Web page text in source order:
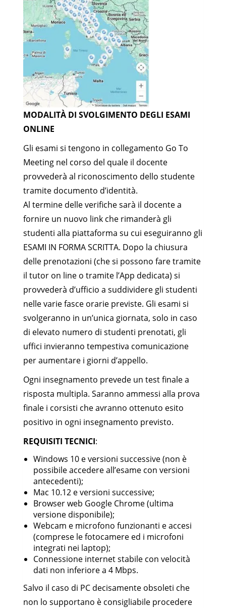
MODALITÀ DI SVOLGIMENTO DEGLI ESAMI
ONLINE
Gli esami si tengono in collegamento Go To
Meeting nel corso del quale il docente
provvederà al riconoscimento dello studente
tramite documento d’identità.
Al termine delle verifiche sarà il docente a
fornire un nuovo link che rimanderà gli
studenti alla piattaforma su cui eseguiranno gli
ESAMI IN FORMA SCRITTA. Dopo la chiusura
delle prenotazioni (che si possono fare tramite
il tutor on line o tramite l’App dedicata) si
provvederà d’ufficio a suddividere gli studenti
nelle varie fasce orarie previste. Gli esami si
svolgeranno in un’unica giornata, solo in caso
di elevato numero di studenti prenotati, gli
uffici invieranno tempestiva comunicazione
per aumentare i giorni d’appello.
Ogni insegnamento prevede un test finale a
risposta multipla. Saranno ammessi alla prova
finale i corsisti che avranno ottenuto esito
positivo in ogni insegnamento previsto.
REQUISITI TECNICI:
Windows 10 e versioni successive (non è
possibile accedere all’esame con versioni
antecedenti);
Mac 10.12 e versioni successive;
Browser web Google Chrome (ultima
versione disponibile);
Webcam e microfono funzionanti e accesi
(comprese le fotocamere ed i microfoni
integrati nei laptop);
Connessione internet stabile con velocità
dati non inferiore a 4 Mbps.
Salvo il caso di PC decisamente obsoleti che
non lo supportano è consigliabile procedere